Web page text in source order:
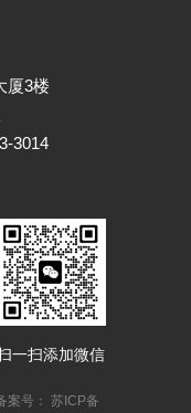
号： 苏ICP备
厦3楼
3014
一扫添加微信